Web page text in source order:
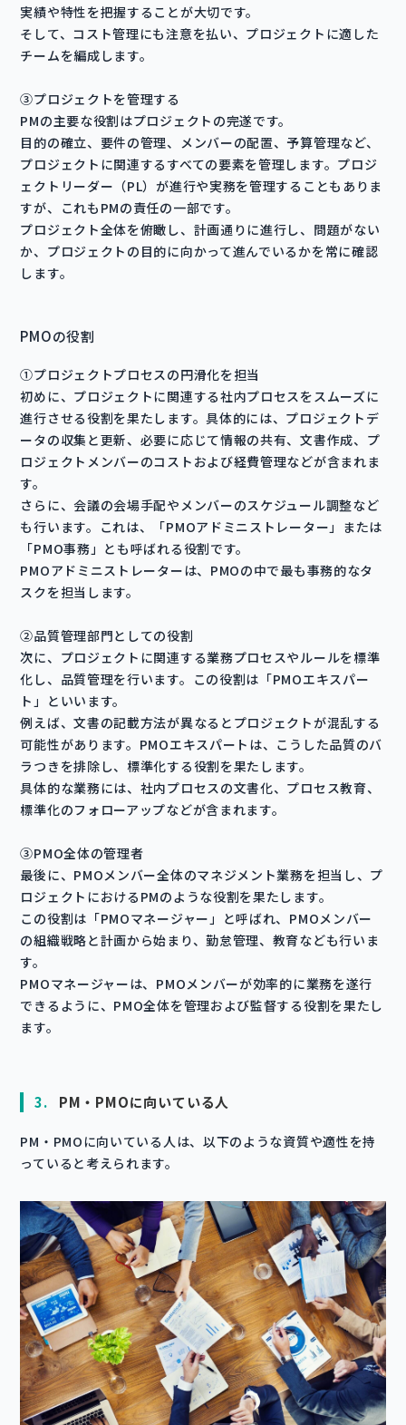
実績や特性を把握することが大切です。
そして、コスト管理にも注意を払い、プロジェクトに適した
チームを編成します。
③プロジェクトを管理する
PMの主要な役割はプロジェクトの完遂です。
目的の確立、要件の管理、メンバーの配置、予算管理など、
プロジェクトに関連するすべての要素を管理します。プロジ
ェクトリーダー（PL）が進行や実務を管理することもありま
すが、これもPMの責任の一部です。
プロジェクト全体を俯瞰し、計画通りに進行し、問題がない
か、プロジェクトの目的に向かって進んでいるかを常に確認
します。
PMOの役割
①プロジェクトプロセスの円滑化を担当
初めに、プロジェクトに関連する社内プロセスをスムーズに
進行させる役割を果たします。具体的には、プロジェクトデ
ータの収集と更新、必要に応じて情報の共有、文書作成、プ
ロジェクトメンバーのコストおよび経費管理などが含まれま
す。
さらに、会議の会場手配やメンバーのスケジュール調整など
も行います。これは、「PMOアドミニストレーター」または
「PMO事務」とも呼ばれる役割です。
PMOアドミニストレーターは、PMOの中で最も事務的なタ
スクを担当します。
②品質管理部門としての役割
次に、プロジェクトに関連する業務プロセスやルールを標準
化し、品質管理を行います。この役割は「PMOエキスパー
ト」といいます。
例えば、文書の記載方法が異なるとプロジェクトが混乱する
可能性があります。PMOエキスパートは、こうした品質のバ
ラつきを排除し、標準化する役割を果たします。
具体的な業務には、社内プロセスの文書化、プロセス教育、
標準化のフォローアップなどが含まれます。
③PMO全体の管理者
最後に、PMOメンバー全体のマネジメント業務を担当し、プ
ロジェクトにおけるPMのような役割を果たします。
この役割は「PMOマネージャー」と呼ばれ、PMOメンバー
の組織戦略と計画から始まり、勤怠管理、教育なども行いま
す。
PMOマネージャーは、PMOメンバーが効率的に業務を遂行
できるように、PMO全体を管理および監督する役割を果たし
ます。
3. PM・PMOに向いている人
PM・PMOに向いている人は、以下のような資質や適性を持
っていると考えられます。